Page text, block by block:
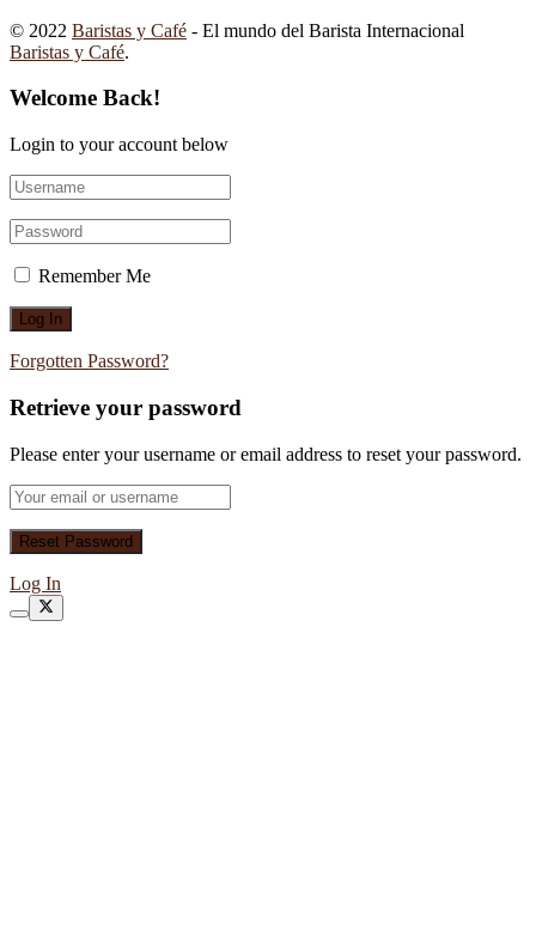
© 2022 Baristas y Café - El mundo del Barista Internacional
Baristas y Café.
Welcome Back!
Login to your account below
Remember Me
Forgotten Password?
Retrieve your password
Please enter your username or email address to reset your password.
Log In